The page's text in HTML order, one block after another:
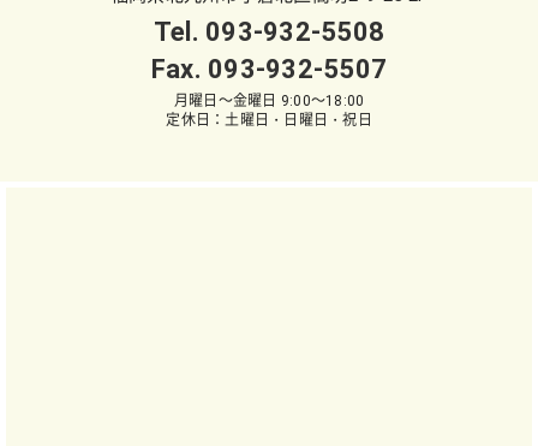
Tel. 093-932-5508
Fax. 093-932-5507
月曜日～金曜日 9:00～18:00
定休日：土曜日・日曜日・祝日